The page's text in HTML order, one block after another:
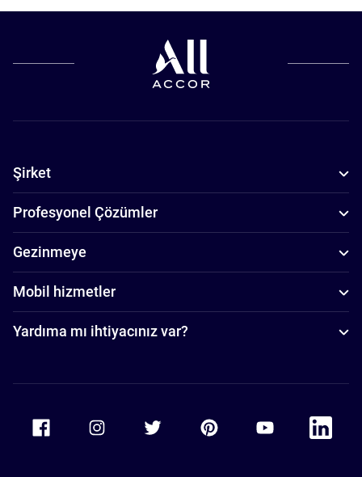
Şirket
Profesyonel Çözümler
Gezinmeye
Mobil hizmetler
Yardıma mı ihtiyacınız var?
Accor Youtube
Accor